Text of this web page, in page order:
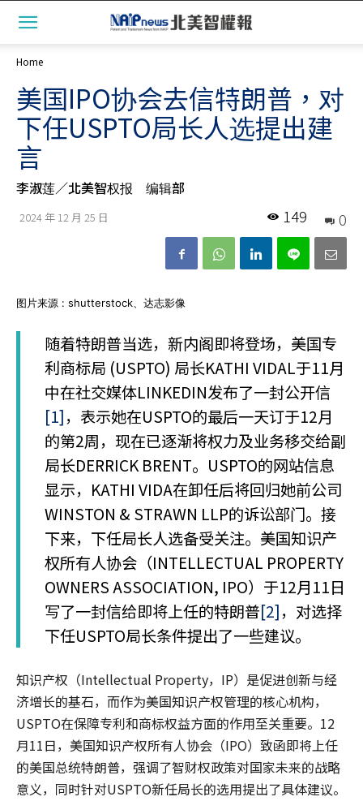
Home
美国IPO协会去信特朗普，对
下任USPTO局长人选提出建
言
李淑莲／北美智权报 编辑部
2024 年 12 月 25 日 0
149
图片来源 : shutterstock、达志影像
随着特朗普当选，新内阁即将登场，美国专
利商标局 (USPTO) 局长KATHI VIDAL于11月
中在社交媒体LINKEDIN发布了一封公开信
[1]，表示她在USPTO的最后一天订于12月
的第2周，现在已逐渐将权力及业务移交给副
局长DERRICK BRENT。USPTO的网站信息
显示，KATHI VIDA在卸任后将回归她前公司
WINSTON & STRAWN LLP的诉讼部门。接
下来，下任局长人选备受关注。美国知识产
权所有人协会（INTELLECTUAL PROPERTY
OWNERS ASSOCIATION, IPO）于12月11日
写了一封信给即将上任的特朗普[2]，对选择
下任USPTO局长条件提出了一些建议。
知识产权（Intellectual Property，IP）是促进创新与经
济增长的基石，而作为美国知识产权管理的核心机构，
USPTO在保障专利和商标权益方面的作用至关重要。12
月11日，美国知识产权所有人协会（IPO）致函即将上任
的美国总统特朗普，强调了智财权政策对国家未来的战略
意义，同时针对USPTO新任局长的选用提出了具体建议。